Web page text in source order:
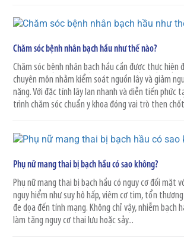
Chăm sóc bệnh nhân bạch hầu như thế nào?
Chăm sóc bệnh nhân bạch hầu cần được thực hiện
chuyên môn nhằm kiểm soát nguồn lây và giảm
nặng. Với đặc tính lây lan nhanh và diễn tiến phức
trình chăm sóc chuẩn y khoa đóng vai trò then
Phụ nữ mang thai bị bạch hầu có sao không?
Phụ nữ mang thai bị bạch hầu có nguy cơ đối mặt
nguy hiểm như suy hô hấp, viêm cơ tim, tổn
đe dọa đến tính mạng. Không chỉ vậy, nhiễm bạch
làm tăng nguy cơ thai lưu hoặc sảy...